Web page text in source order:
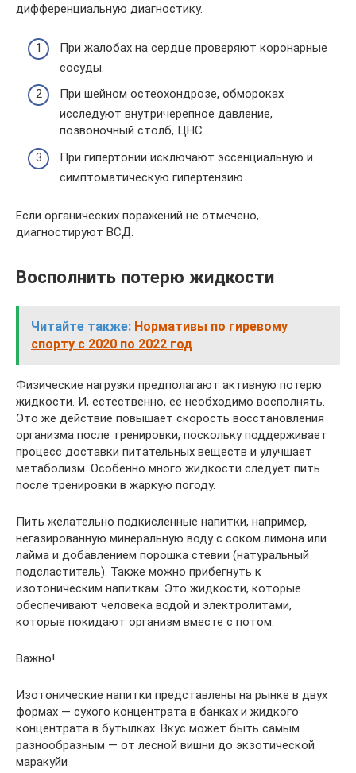
дифференциальную диагностику.
При жалобах на сердце проверяют коронарные
сосуды.
При шейном остеохондрозе, обмороках
исследуют внутричерепное давление,
позвоночный столб, ЦНС.
При гипертонии исключают эссенциальную и
симптоматическую гипертензию.
Если органических поражений не отмечено,
диагностируют ВСД.
Восполнить потерю жидкости
Читайте также: Нормативы по гиревому
спорту с 2020 по 2022 год
Физические нагрузки предполагают активную потерю
жидкости. И, естественно, ее необходимо восполнять.
Это же действие повышает скорость восстановления
организма после тренировки, поскольку поддерживает
процесс доставки питательных веществ и улучшает
метаболизм. Особенно много жидкости следует пить
после тренировки в жаркую погоду.
Пить желательно подкисленные напитки, например,
негазированную минеральную воду с соком лимона или
лайма и добавлением порошка стевии (натуральный
подсластитель). Также можно прибегнуть к
изотоническим напиткам. Это жидкости, которые
обеспечивают человека водой и электролитами,
которые покидают организм вместе с потом.
Важно!
Изотонические напитки представлены на рынке в двух
формах — сухого концентрата в банках и жидкого
концентрата в бутылках. Вкус может быть самым
разнообразным — от лесной вишни до экзотической
маракуйи